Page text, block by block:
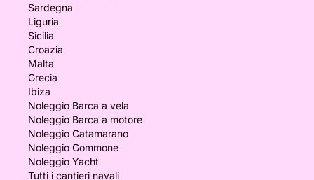
Sardegna
Liguria
Sicilia
Croazia
Malta
Grecia
Ibiza
Noleggio Barca a vela
Noleggio Barca a motore
Noleggio Catamarano
Noleggio Gommone
Noleggio Yacht
Tutti i cantieri navali